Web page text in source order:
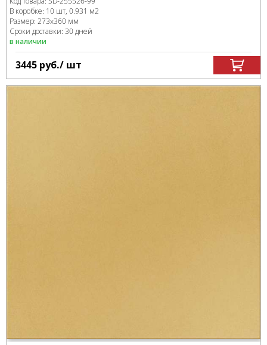
В коробке: 10 шт, 0.931 м2
Размер: 273x360 мм
Сроки доставки: 30 дней
в наличии
3445 руб./ шт